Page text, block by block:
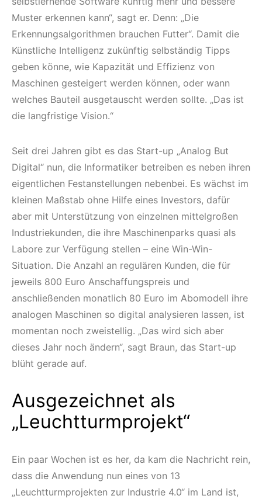
Muster erkennen kann“, sagt er. Denn: „Die
Erkennungsalgorithmen brauchen Futter“. Damit die
Künstliche Intelligenz zukünftig selbständig Tipps
geben könne, wie Kapazität und Effizienz von
Maschinen gesteigert werden können, oder wann
welches Bauteil ausgetauscht werden sollte. „Das ist
die langfristige Vision.“
Seit drei Jahren gibt es das Start-up „Analog But
Digital“ nun, die Informatiker betreiben es neben ihren
eigentlichen Festanstellungen nebenbei. Es wächst im
kleinen Maßstab ohne Hilfe eines Investors, dafür
aber mit Unterstützung von einzelnen mittelgroßen
Industriekunden, die ihre Maschinenparks quasi als
Labore zur Verfügung stellen – eine Win-Win-
Situation. Die Anzahl an regulären Kunden, die für
jeweils 800 Euro Anschaffungspreis und
anschließenden monatlich 80 Euro im Abomodell ihre
analogen Maschinen so digital analysieren lassen, ist
momentan noch zweistellig. „Das wird sich aber
dieses Jahr noch ändern“, sagt Braun, das Start-up
blüht gerade auf.
Ausgezeichnet als
„Leuchtturmprojekt“
Ein paar Wochen ist es her, da kam die Nachricht rein,
dass die Anwendung nun eines von 13
„Leuchtturmprojekten zur Industrie 4.0“ im Land ist,